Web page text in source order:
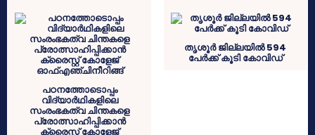
പഠനത്തോടൊപ്പം
വിദ്യാർഥികളിലെ
സംരംഭകത്വ ചിന്തകളെ
പ്രോത്സാഹിപ്പിക്കാൻ
ക്രൈസ്റ്റ് കോളേജ്
തൃശൂർ ജില്ലയിൽ 594
പേർക്ക് കൂടി കോവിഡ്